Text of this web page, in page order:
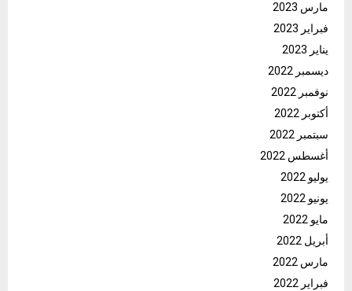
مارس 2023
فبراير 2023
يناير 2023
ديسمبر 2022
نوفمبر 2022
أكتوبر 2022
سبتمبر 2022
أغسطس 2022
يوليو 2022
يونيو 2022
مايو 2022
أبريل 2022
مارس 2022
فبراير 2022